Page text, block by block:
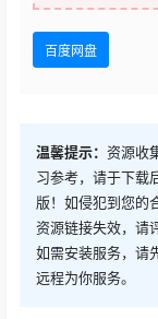
百度网盘
温馨提示： 资源收
习参考，请于下载
版！如侵犯到您的
资源链接失效，请
如需安装服务，请
远程为你服务。